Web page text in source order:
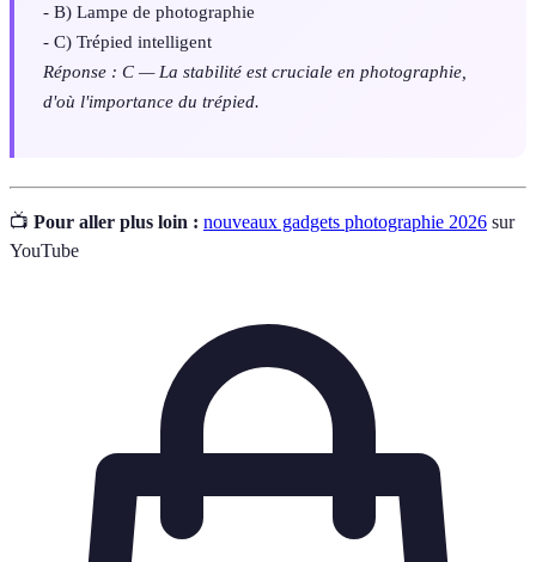
- B) Lampe de photographie
- C) Trépied intelligent
Réponse : C — La stabilité est cruciale en photographie,
d'où l'importance du trépied.
📺 Pour aller plus loin : nouveaux gadgets photographie 2026 sur
YouTube